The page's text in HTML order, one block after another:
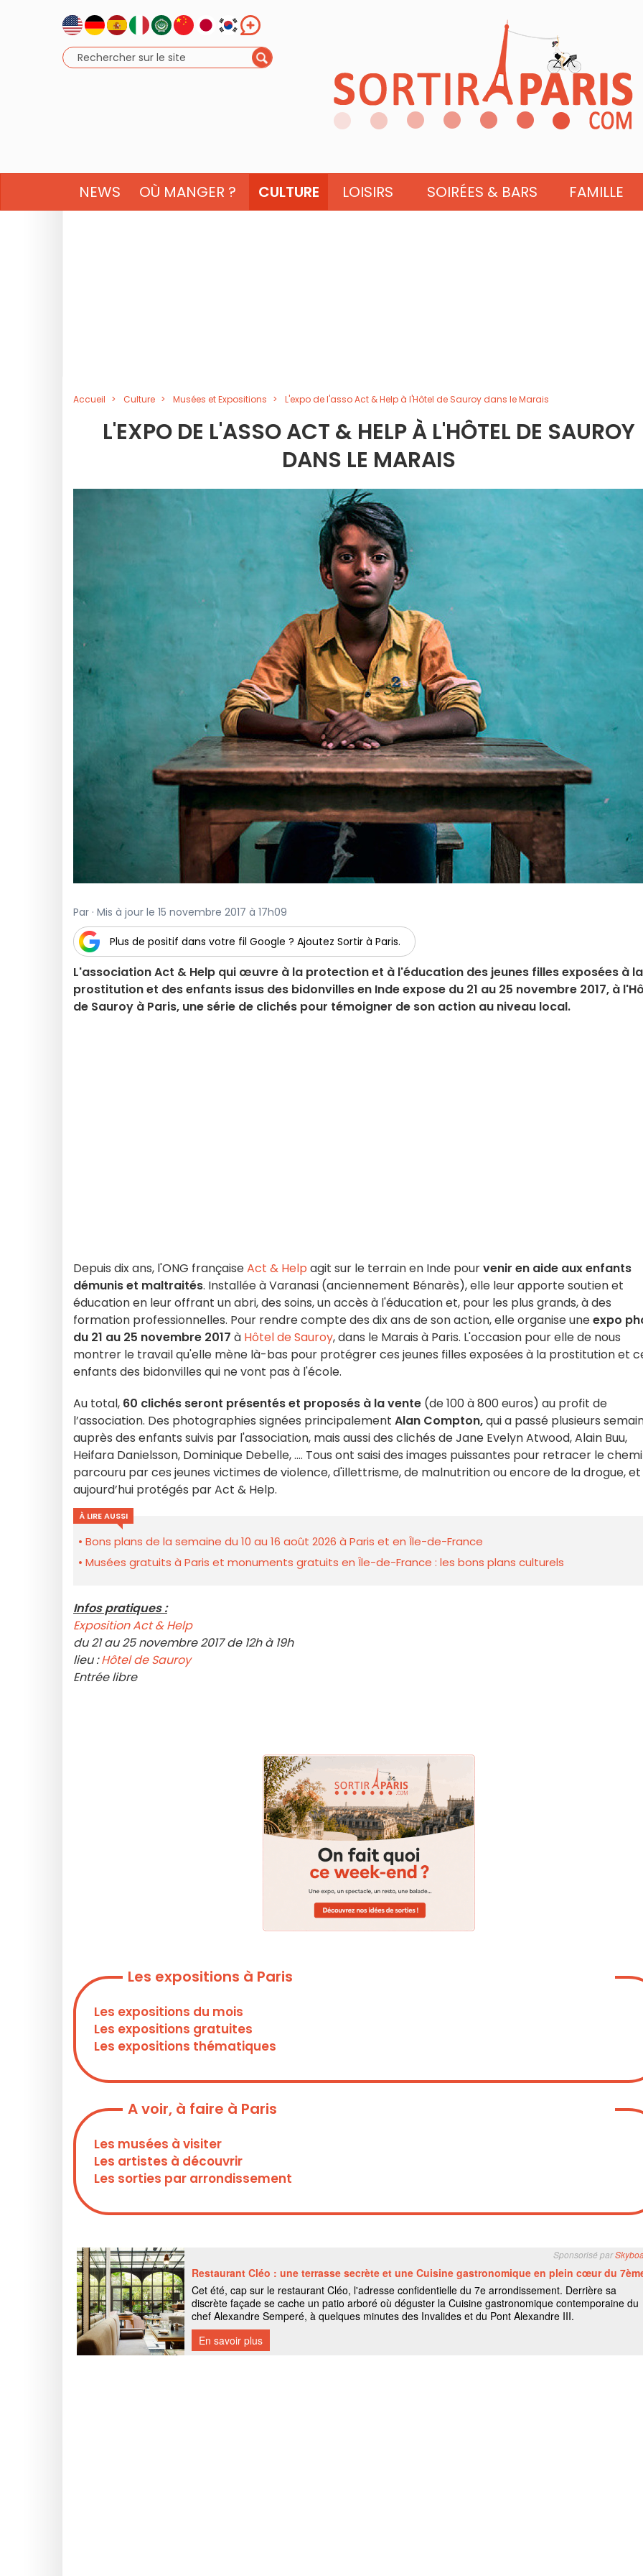
NEWS OÙ MANGER ? CULTURE LOISIRS SOIRÉES & BARS FAMILLE
Accueil Culture Musées et Expositions L'expo de l'asso Act & Help à l'Hôtel de Sauroy dans le Marais
L'EXPO DE L'ASSO ACT & HELP À L'HÔTEL DE SAUROY
DANS LE MARAIS
Par · Mis à jour le 15 novembre 2017 à 17h09
Plus de positif dans votre fil Google ? Ajoutez Sortir à Paris.
L'association Act & Help qui œuvre à la protection et à l'éducation des jeunes filles exposées à la
prostitution et des enfants issus des bidonvilles en Inde expose du 21 au 25 novembre 2017, à
de Sauroy à Paris, une série de clichés pour témoigner de son action au niveau local.
Depuis dix ans, l'ONG françaiseAct & Help agit sur le terrain en Inde pourvenir en aide aux enfants
démunis et maltraités. Installée à Varanasi (anciennement Bénarès), elle leur apporte soutien et
éducation en leur offrant un abri, des soins, un accès à l'éducation et, pour les plus grands, à des
formation professionnelles. Pour rendre compte des dix ans de son action, elle organise uneexpo
du 21 au 25 novembre 2017 à Hôtel de Sauroy, dans le Marais à Paris. L'occasion pour elle de nous
montrer le travail qu'elle mène là-bas pour protégrer ces jeunes filles exposées à la prostitution et
enfants des bidonvilles qui ne vont pas à l'école.
Au total, 60 clichés seront présentés et proposés à la vente (de 100 à 800 euros) au profit de
l’association. Des photographies signées principalement Alan Compton,qui a passé plusieurs
auprès des enfants suivis par l'association, mais aussi des clichés de Jane Evelyn Atwood, Alain Buu,
Heifara Danielsson, Dominique Debelle, .... Tous ont saisi des images puissantes pour retracer le
parcouru par ces jeunes victimes de violence, d'illettrisme, de malnutrition ou encore de la drogue, et
aujourd’hui protégés par Act & Help.
À LIRE AUSSI
Bons plans de la semaine du 10 au 16 août 2026 à Paris et en Île-de-France
Musées gratuits à Paris et monuments gratuits en Île-de-France : les bons plans culturels
Infos pratiques :
Exposition Act & Help
du 21 au 25 novembre 2017 de 12h à 19h
lieu :Hôtel de Sauroy
Entrée libre
Les expositions à Paris
Les expositions du mois
Les expositions gratuites
Les expositions thématiques
A voir, à faire à Paris
Les musées à visiter
Les artistes à découvrir
Les sorties par arrondissement